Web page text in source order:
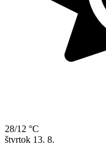
28/12 °C
štvrtok 13. 8.